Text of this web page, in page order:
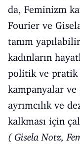
da, Feminizm
Fourier ve
tanım
kadınların
politik ve pratik
kampanyalar
ayrımcılık ve
kalkması için
( Gisela Notz,